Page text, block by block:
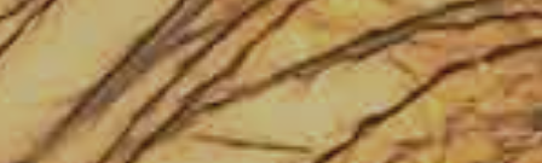
2
月
14
日